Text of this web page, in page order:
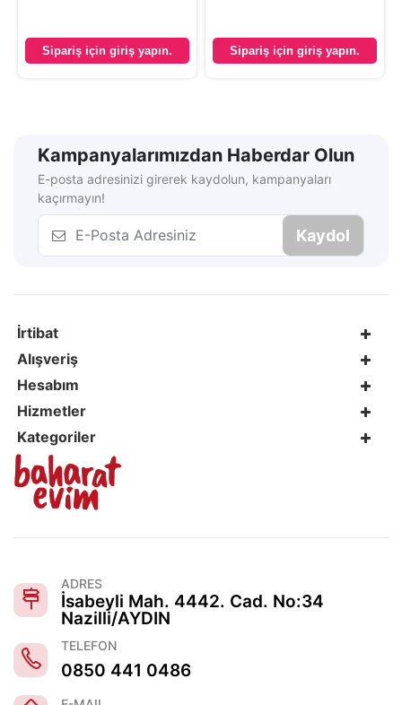
Sipariş için giriş yapın. Sipariş için giriş yapın.
Kampanyalarımızdan Haberdar Olun
E-posta adresinizi girerek kaydolun, kampanyaları
kaçırmayın!
Kaydol
İrtibat
Alışveriş
Hesabım
Hizmetler
Kategoriler
ADRES
İsabeyli Mah. 4442. Cad. No:34
Nazilli/AYDIN
TELEFON
0850 441 0486